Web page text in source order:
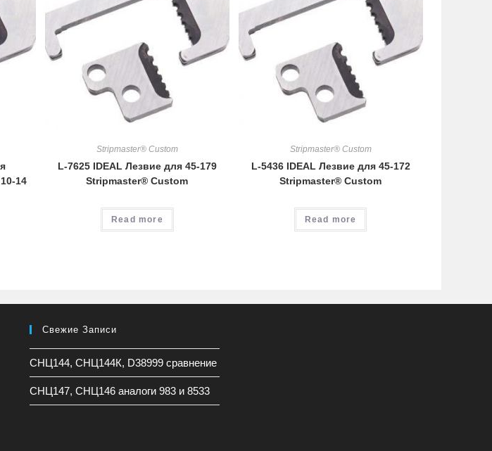
14
Stripmaster® Custom
L-7625 IDEAL Лезвие для 45-179
Stripmaster® Custom
Read more
Stripmaster® Custom
L-5436 IDEAL Лезвие для 45-172
Stripmaster® Custom
Read more
Свежие Записи
СНЦ144, СНЦ144К, D38999 сравнение
СНЦ147, СНЦ146 аналоги 983 и 8533